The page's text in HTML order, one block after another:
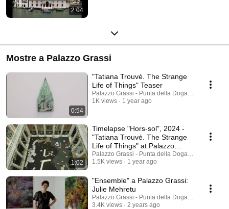
2:04
Mostre a Palazzo Grassi
0:54
"Tatiana Trouvé. The Strange
Life of Things" Teaser
Palazzo Grassi - Punta della Dogana
1K views
1 year ago
1:02
Timelapse "Hors-sol", 2024 -
"Tatiana Trouvé. The Strange
Life of Things" at Palazzo
Grassi
Palazzo Grassi - Punta della Dogana
1.5K views
1 year ago
"Ensemble" a Palazzo Grassi:
Julie Mehretu
Palazzo Grassi - Punta della Dogana
3.4K views
2 years ago